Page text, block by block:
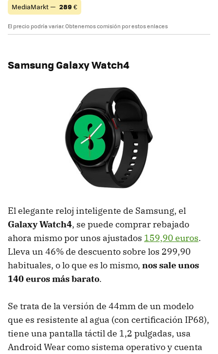
MediaMarkt — 289 €
El precio podría variar. Obtenemos comisión por estos enlaces
Samsung Galaxy Watch4
El elegante reloj inteligente de Samsung, el
Galaxy Watch4, se puede comprar rebajado
ahora mismo por unos ajustados 159,90 euros.
Lleva un 46% de descuento sobre los 299,90
habituales, o lo que es lo mismo, nos sale unos
140 euros más barato.
Se trata de la versión de 44mm de un modelo
que es resistente al agua (con certificación IP68),
tiene una pantalla táctil de 1,2 pulgadas, usa
Android Wear como sistema operativo y cuenta